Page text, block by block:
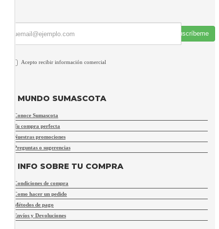
Suscríbeme
Acepto recibir información comercial
MUNDO SUMASCOTA
Conoce Sumascota
Tu compra perfecta
Nuestras promociones
Preguntas o sugerencias
INFO SOBRE TU COMPRA
Condiciones de compra
Como hacer un pedido
Métodos de pago
Envíos y Devoluciones